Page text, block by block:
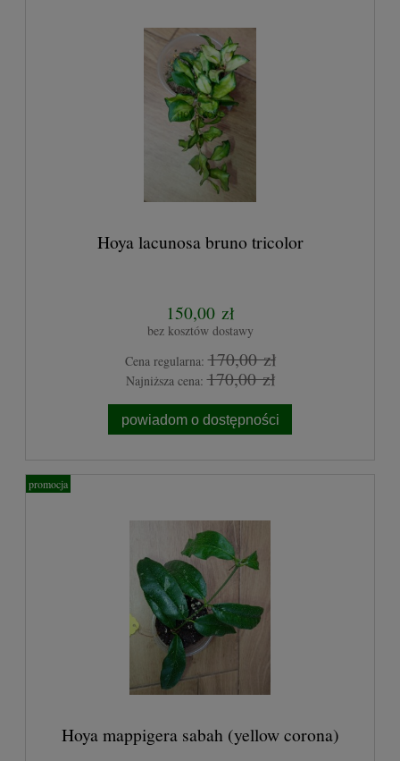
Hoya lacunosa bruno tricolor
150,00 zł
bez kosztów dostawy
Cena regularna:170,00 zł
Najniższa cena:170,00 zł
powiadom o dostępności
Hoya mappigera sabah (yellow corona)
promocja